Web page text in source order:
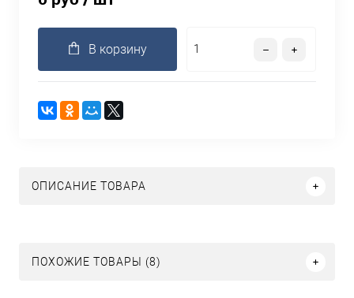
В корзину
ОПИСАНИЕ ТОВАРА
ПОХОЖИЕ ТОВАРЫ (8)